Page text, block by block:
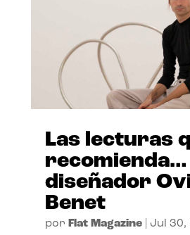
Las lecturas
recomienda…
diseñador
Benet
por Flat Magazine| Jul 30,